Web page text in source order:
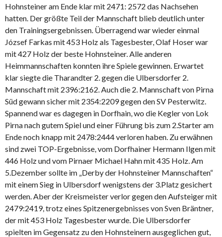
Hohnsteiner am Ende klar mit 2471: 2572 das Nachsehen
hatten. Der größte Teil der Mannschaft blieb deutlich unter
den Trainingsergebnissen. Überragend war wieder einmal
József Farkas mit 453 Holz als Tagesbester, Olaf Hoser war
mit 427 Holz der beste Hohnsteiner. Alle anderen
Heimmannschaften konnten ihre Spiele gewinnen. Erwartet
klar siegte die Tharandter 2. gegen die Ulbersdorfer 2.
Mannschaft mit 2396:2162. Auch die 2. Mannschaft von Pirna
Süd gewann sicher mit 2354:2209 gegen den SV Pesterwitz.
Spannend war es dagegen in Dorfhain, wo die Kegler von Lok
Pirna nach gutem Spiel und einer Führung bis zum 2.Starter am
Ende noch knapp mit 2478:2444 verloren haben. Zu erwähnen
sind zwei TOP-Ergebnisse, vom Dorfhainer Hermann Ilgen mit
446 Holz und vom Pirnaer Michael Hahn mit 435 Holz. Am
5.Dezember sollte im „Derby der Hohnsteiner Mannschaften“
mit einem Sieg in Ulbersdorf wenigstens der 3.Platz gesichert
werden. Aber der Kreismeister verlor gegen den Aufsteiger mit
2479:2419, trotz eines Spitzenergebnisses von Sven Bräntner,
der mit 453 Holz Tagesbester wurde. Die Ulbersdorfer
spielten im Gegensatz zu den Hohnsteinern ausgeglichen gut,